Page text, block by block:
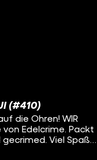
(#410)
die Ohren! WIR
von Edelcrime. Packt
Viel Spaß